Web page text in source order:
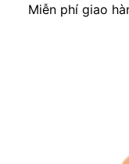
Miễn phí giao